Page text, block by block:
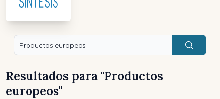
Buscar
Resultados para "Productos
europeos"